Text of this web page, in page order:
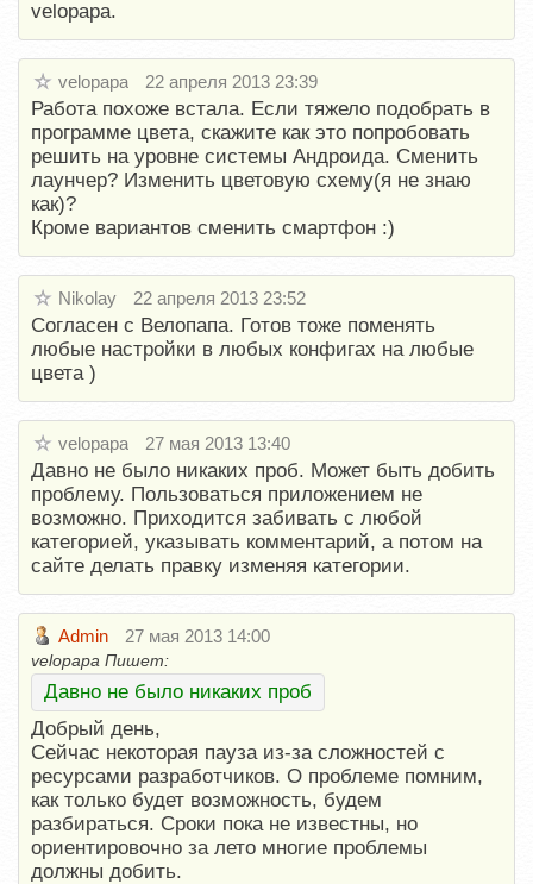
velopapa.
velopapa 22 апреля 2013 23:39
Работа похоже встала. Если тяжело подобрать в
программе цвета, скажите как это попробовать
решить на уровне системы Андроида. Сменить
лаунчер? Изменить цветовую схему(я не знаю
как)?
Кроме вариантов сменить смартфон :)
Nikolay 22 апреля 2013 23:52
Согласен с Велопапа. Готов тоже поменять
любые настройки в любых конфигах на любые
цвета )
velopapa 27 мая 2013 13:40
Давно не было никаких проб. Может быть добить
проблему. Пользоваться приложением не
возможно. Приходится забивать с любой
категорией, указывать комментарий, а потом на
сайте делать правку изменяя категории.
Admin 27 мая 2013 14:00
velopapa Пишет:
Давно не было никаких проб
Добрый день,
Сейчас некоторая пауза из-за сложностей с
ресурсами разработчиков. О проблеме помним,
как только будет возможность, будем
разбираться. Сроки пока не известны, но
ориентировочно за лето многие проблемы
должны добить.